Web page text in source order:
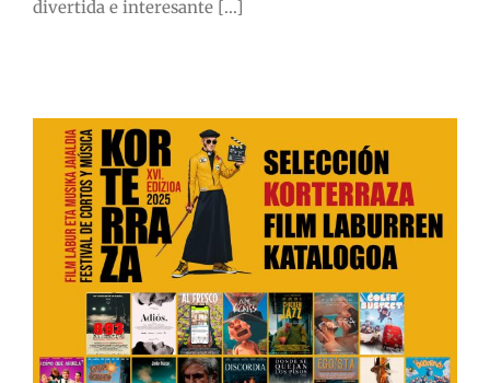
divertida e interesante [...]